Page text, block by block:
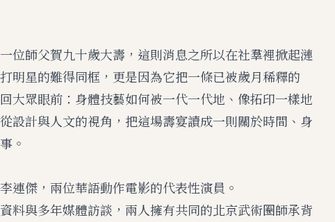
位師父賀九十歲大壽，這則消息之所以在社羣裡掀起漣
明星的難得同框，更是因為它把一條已被歲月稀釋的
回大眾眼前：身體技藝如何被一代一代地、像拓印一樣地
設計與人文的視角，把這場壽宴讀成一則關於時間、身
。
連傑，兩位華語動作電影的代表性演員。
料與多年媒體訪談，兩人擁有共同的北京武術圈師承背